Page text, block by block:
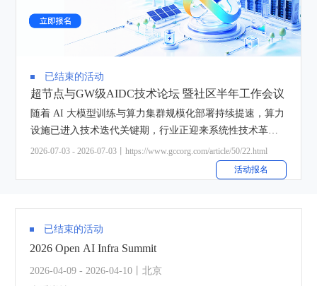
已结束的活动
超节点与GW级AIDC技术论坛 暨社区半年工作会议
随着 AI 大模型训练与算力集群规模化部署持续提速，算力
设施已进入技术迭代关键期，行业正迎来系统性技术革
新，对芯片、整机、供配电体系、高速互联方案、散热架
构均提出颠覆性要求，也成为当前技术攻关的核心议题。
GCC-Open AI Infra社区聚焦超节点与 GW 级 AIDC技术创
向，各项目组有序推进技术攻关、方案验证与规范落地等
工作。 为集中展示阶段性成果、凝聚行业共识、启动重点
技术项目，社区特举办"超节点与GW级AIDC技术论坛暨社
2026-07-03 - 2026-07-03丨https://www.gccorg.com/article/50/22.html
活动报名
已结束的活动
2026 Open AI Infra Summit
2026-04-09 - 2026-04-10丨北京